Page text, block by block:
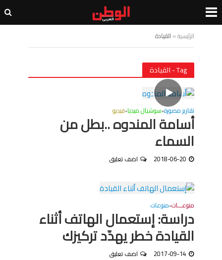
الرئيسية»القيادة
Tag - القيادة
تقارير مصورة•سوشيال ميديا•فيديو
أسامة المندوه ..بطل من
السماء
2018-06-20 اضف تعليق
منوعـــات•منوعات
دراسة: إستعمال الهاتف أثناء
القيادة‎ خطر يهدّد تركيزك
2017-09-14 اضف تعليق